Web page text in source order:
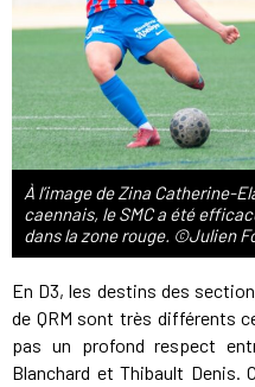
À l’image de Zina Catherine-
caennais, le SMC a été
dans la zone rouge. ©Julien
En D3, les destins des
de QRM sont très différents
pas un profond respect
Blanchard et Thibault Denis.